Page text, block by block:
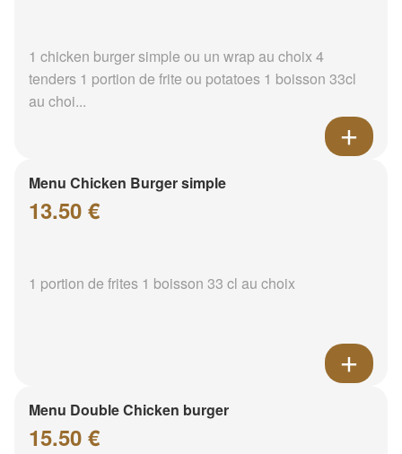
1 chicken burger simple ou un wrap au choix 4
tenders 1 portion de frite ou potatoes 1 boisson 33cl
au choi...
Menu Chicken Burger simple
13.50 €
1 portion de frites 1 boisson 33 cl au choix
Menu Double Chicken burger
15.50 €